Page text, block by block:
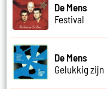
De Mens
Festival
De Mens
Gelukkig zijn